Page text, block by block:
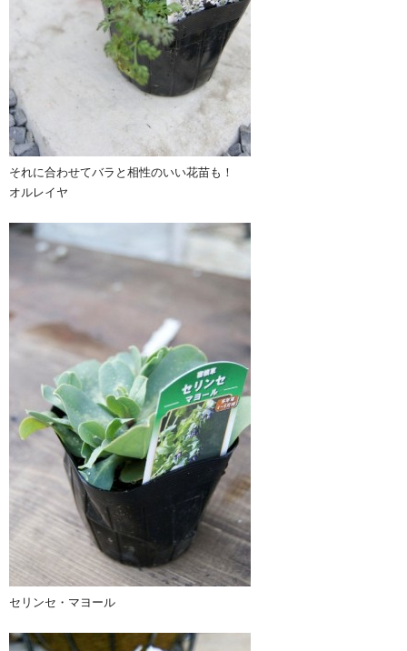
それに合わせてバラと相性のいい花苗も！
オルレイヤ
セリンセ・マヨール